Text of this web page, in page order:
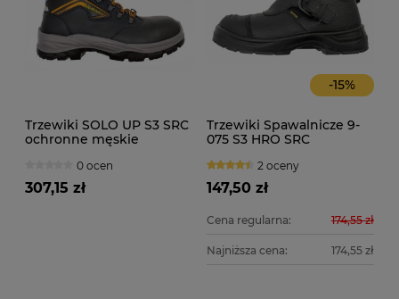
Trzewiki SOLO UP S3 SRC
ochronne męskie
0 ocen
307,15 zł
-15%
Trzewiki Spawalnicze 9-
075 S3 HRO SRC
2 oceny
147,50 zł
Cena regularna: 174,55 zł
Najniższa cena: 174,55 zł